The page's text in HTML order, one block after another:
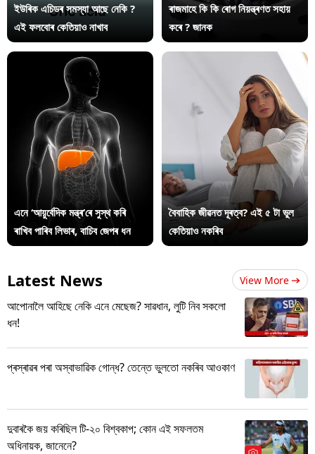
ইউৰিক এচিডৰ সমস্যা আছে নেকি ?
এই ফলবোৰ কেতিয়াও নাখাব
ৰাজমাহে কি কি ৰোগ নিয়ন্ত্ৰণত সহায়
কৰে ? জানক
এনে ‘আয়ুৰ্বেদিক মন্ত্ৰ’ৰে সুস্থ কৰি
ৰাখিব পাৰিব লিভাৰ, বাচিব জেপৰ ধন
বৈবাহিক জীৱনত দূৰত্ব? এই ৫ টা ভুল
কেতিয়াও নকৰিব
Latest News View More
আপোনালৈ আহিছে নেকি এনে মেছেজ? সাৱধান, লুটি নিব সকলো
ধন!
প্ৰস্ৰাৱৰ পৰা অস্বাভাৱিক গোন্ধ? তেন্তে ভুলতো নকৰিব আওকাণ
দুবাৰকৈ জয় কৰিছিল টি-২০ বিশ্বকাপ; কোন এই সফলতম
অধিনায়ক, জানেনে?